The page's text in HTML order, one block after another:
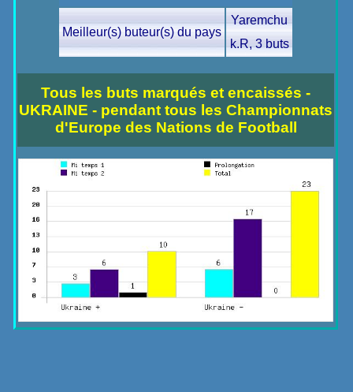
Meilleur(s) buteur(s) du pays
Yaremchu
k.R, 3 buts
Tous les buts marqués et encaissés -
UKRAINE - pendant tous les Championnats
d'Europe des Nations de Football